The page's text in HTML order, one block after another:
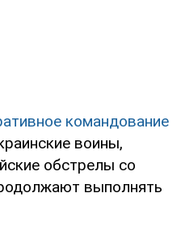
командование
воины,
обстрелы со
выполнять